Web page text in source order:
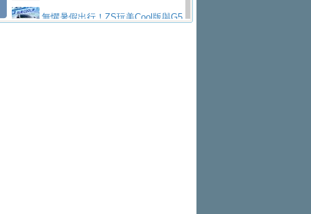
久賽
Epiq內裝設計，預計5月19日全球首發
福斯全新 ID. Polo 起跳價約台幣94
線生產 以彈性製造應對市場變化
XFORCE攜手臺南祀典大天后宮 試
購置金
禮遇全面升級無懼暑假出行！ZS玩美Cool版與G5